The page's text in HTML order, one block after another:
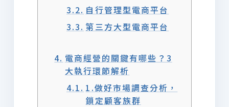
自行管理型電商平台
第三方大型電商平台
電商經營的關鍵有哪些？3
大執行環節解析
1.做好市場調查分析，
鎖定顧客族群